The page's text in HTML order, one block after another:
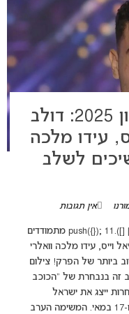
הכוכב הבא לאירוויזיון 2025: דולב
עידו מלכה
לשלב
אין תגובות
(adsbygoogle = window.adsbygoogle || []).push({}); 11 מתמודדים
וייס, עידו מלכה וואלרי
לביצוע הטוב ביותר של הפרק! צילום
בשלב זה בנבחרת של "הכוכב
בתחרות ייצג את ישראל
באירוויזיון 2025 שיתקיים בבאזל ב-13, 15 ו-17 במאי. המשימה הערב